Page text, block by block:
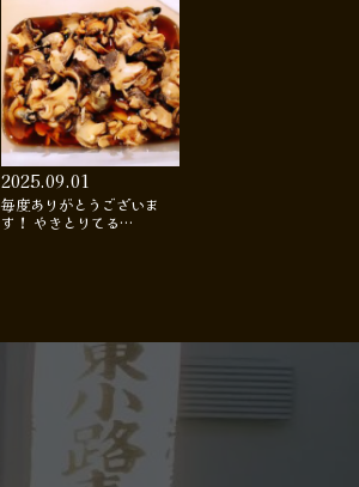
2025.09.01
毎度ありがとうございま
す！ やきとりてる…